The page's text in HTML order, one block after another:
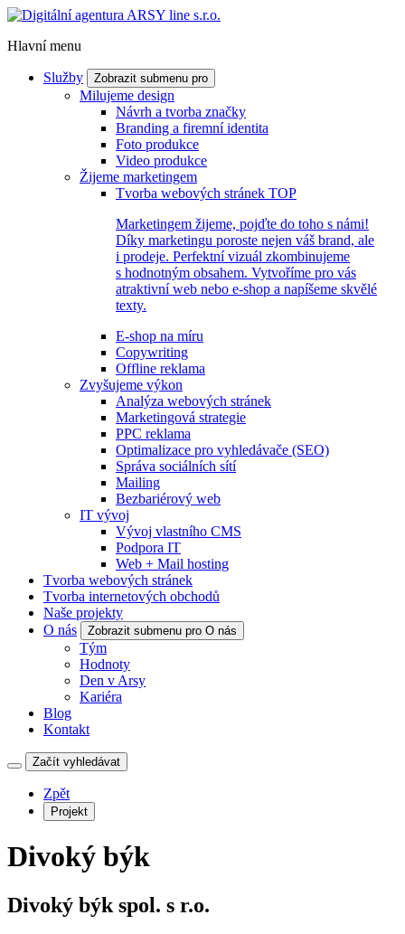
Hlavní menu
Služby Zobrazit submenu pro
Milujeme design
Návrh a tvorba značky
Branding a firemní identita
Foto produkce
Video produkce
Žijeme marketingem
Tvorba webových stránek TOP
Marketingem žijeme, pojďte do toho s námi!
Díky marketingu poroste nejen váš brand, ale
i prodeje. Perfektní vizuál zkombinujeme
s hodnotným obsahem. Vytvoříme pro vás
atraktivní web nebo e-shop a napíšeme skvělé
texty.
E-shop na míru
Copywriting
Offline reklama
Zvyšujeme výkon
Analýza webových stránek
Marketingová strategie
PPC reklama
Optimalizace pro vyhledávače (SEO)
Správa sociálních sítí
Mailing
Bezbariérový web
IT vývoj
Vývoj vlastního CMS
Podpora IT
Web + Mail hosting
Tvorba webových stránek
Tvorba internetových obchodů
Naše projekty
O nás
Zobrazit submenu pro O nás
Tým
Hodnoty
Den v Arsy
Kariéra
Blog
Kontakt
Začít vyhledávat
Zpět
Projekt
Divoký býk
Divoký býk spol. s r.o.